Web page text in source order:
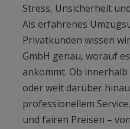
Stress, Unsicherheit
Als erfahrenes
Privatkunden wissen
GmbH genau, worauf
ankommt. Ob innerhalb
oder weit darüber
professionellem
und fairen Preisen –